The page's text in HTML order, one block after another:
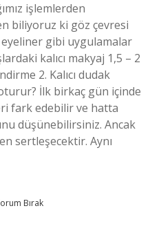
işlemlerden
biliyoruz ki göz çevresi
gibi uygulamalar
kalıcı makyaj 1,5 – 2
2. Kalıcı dudak
İlk birkaç gün içinde
fark edebilir ve hatta
düşünebilirsiniz. Ancak
sertleşecektir. Aynı
Bırak